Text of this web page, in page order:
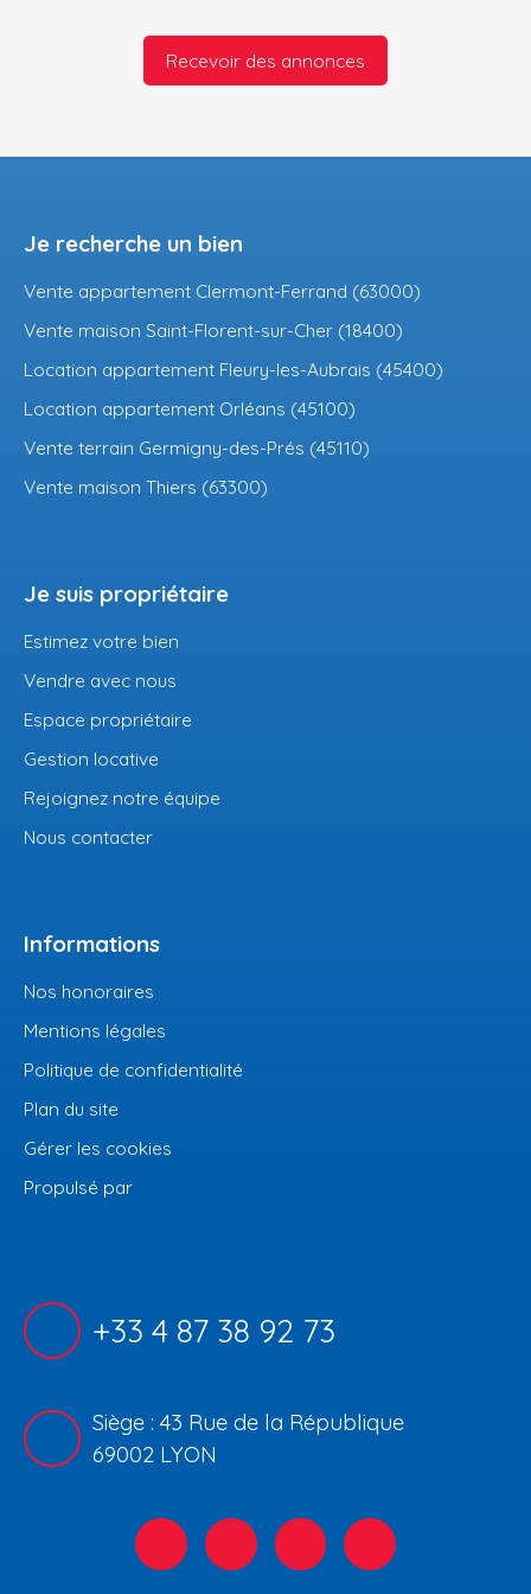
Recevoir des annonces
Je recherche un bien
Vente appartement Clermont-Ferrand (63000)
Vente maison Saint-Florent-sur-Cher (18400)
Location appartement Fleury-les-Aubrais (45400)
Location appartement Orléans (45100)
Vente terrain Germigny-des-Prés (45110)
Vente maison Thiers (63300)
Je suis propriétaire
Estimez votre bien
Vendre avec nous
Espace propriétaire
Gestion locative
Rejoignez notre équipe
Nous contacter
Informations
Nos honoraires
Mentions légales
Politique de confidentialité
Plan du site
Gérer les cookies
Propulsé par
+33 4 87 38 92 73
Siège : 43 Rue de la République
69002 LYON